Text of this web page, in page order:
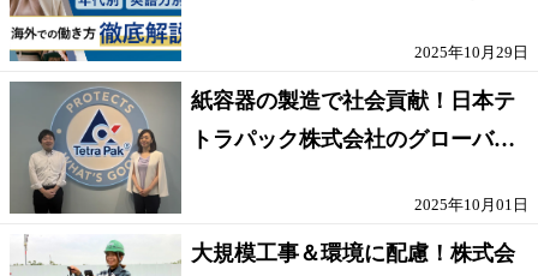
2025年10月29日
紙容器の製造で社会貢献！日本テ
トラパック株式会社のグローバル
2025年10月01日
大規模工事＆環境に配慮！株式会